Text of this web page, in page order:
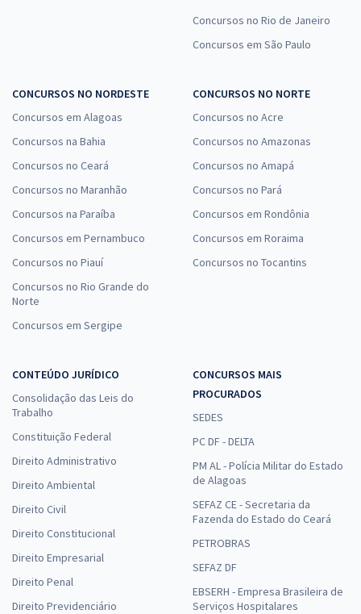
Concursos no Rio de Janeiro
Concursos em São Paulo
CONCURSOS NO NORDESTE
Concursos em Alagoas
Concursos na Bahia
Concursos no Ceará
Concursos no Maranhão
Concursos na Paraíba
Concursos em Pernambuco
Concursos no Piauí
Concursos no Rio Grande do
Norte
Concursos em Sergipe
CONCURSOS NO NORTE
Concursos no Acre
Concursos no Amazonas
Concursos no Amapá
Concursos no Pará
Concursos em Rondônia
Concursos em Roraima
Concursos no Tocantins
CONTEÚDO JURÍDICO
Consolidação das Leis do
Trabalho
Constituição Federal
Direito Administrativo
Direito Ambiental
Direito Civil
Direito Constitucional
Direito Empresarial
Direito Penal
Direito Previdenciário
CONCURSOS MAIS
PROCURADOS
SEDES
PC DF - DELTA
PM AL - Polícia Militar do Estado
de Alagoas
SEFAZ CE - Secretaria da
Fazenda do Estado do Ceará
PETROBRAS
SEFAZ DF
EBSERH - Empresa Brasileira de
Serviços Hospitalares